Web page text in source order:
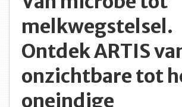
melkwegstelsel.
Ontdek ARTIS
onzichtbare tot
oneindige